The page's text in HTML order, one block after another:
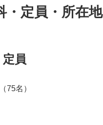
・定員・所在地
員
75名）